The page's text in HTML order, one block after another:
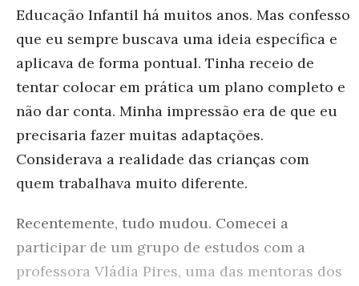
Educação Infantil há muitos anos. Mas confesso
que eu sempre buscava uma ideia específica e
aplicava de forma pontual. Tinha receio de
tentar colocar em prática um plano completo e
não dar conta. Minha impressão era de que eu
precisaria fazer muitas adaptações.
Considerava a realidade das crianças com
quem trabalhava muito diferente.
Recentemente, tudo mudou. Comecei a
participar de um grupo de estudos com a
professora Vládia Pires, uma das mentoras dos